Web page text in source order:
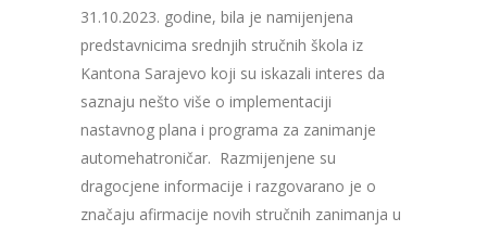
31.10.2023. godine, bila je namijenjena
predstavnicima srednjih stručnih škola iz
Kantona Sarajevo koji su iskazali interes da
saznaju nešto više o implementaciji
nastavnog plana i programa za zanimanje
automehatroničar. Razmijenjene su
dragocjene informacije i razgovarano je o
značaju afirmacije novih stručnih zanimanja u